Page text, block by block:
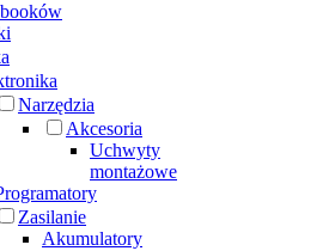
Narzędzia
Akcesoria
Uchwyty
montażowe
Zasilanie
Akumulatory